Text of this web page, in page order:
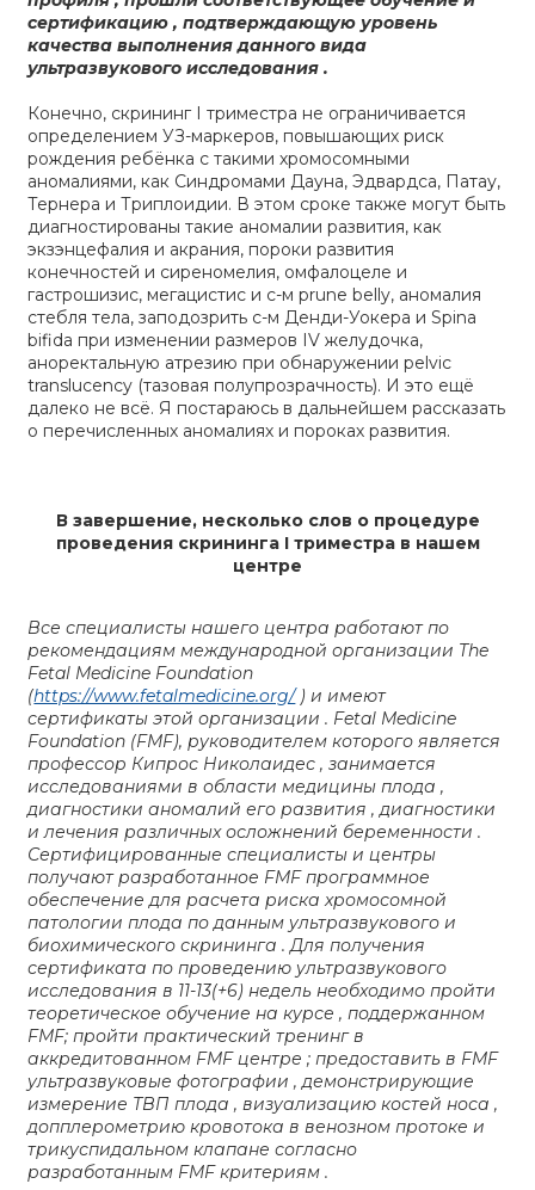
сертификацию , подтверждающую уровень
качества выполнения данного вида
ультразвукового исследования .
Конечно, скрининг I триместра не ограничивается
определением УЗ-маркеров, повышающих риск
рождения ребёнка с такими хромосомными
аномалиями, как Синдромами Дауна, Эдвардса, Патау,
Тернера и Триплоидии. В этом сроке также могут быть
диагностированы такие аномалии развития, как
экзэнцефалия и акрания, пороки развития
конечностей и сиреномелия, омфалоцеле и
гастрошизис, мегацистис и с-м prune belly, аномалия
стебля тела, заподозрить с-м Денди-Уокера и Spina
bifida при изменении размеров IV желудочка,
аноректальную атрезию при обнаружении pelvic
translucency (тазовая полупрозрачность). И это ещё
далеко не всё. Я постараюсь в дальнейшем рассказать
о перечисленных аномалиях и пороках развития.
В завершение, несколько слов о процедуре
проведения скрининга I триместра в нашем
центре
Все специалисты нашего центра работают по
рекомендациям международной организации The
Fetal Medicine Foundation
(https://www.fetalmedicine.org/) и имеют
сертификаты этой организации . Fetal Medicine
Foundation (FMF), руководителем которого является
профессор Кипрос Николаидес , занимается
исследованиями в области медицины плода ,
диагностики аномалий его развития , диагностики
и лечения различных осложнений беременности .
Сертифицированные специалисты и центры
получают разработанное FMF программное
обеспечение для расчета риска хромосомной
патологии плода по данным ультразвукового и
биохимического скрининга . Для получения
сертификата по проведению ультразвукового
исследования в 11-13(+6) недель необходимо пройти
теоретическое обучение на курсе , поддержанном
FMF; пройти практический тренинг в
аккредитованном FMF центре ; предоставить в FMF
ультразвуковые фотографии , демонстрирующие
измерение ТВП плода , визуализацию костей носа ,
допплерометрию кровотока в венозном протоке и
трикуспидальном клапане согласно
разработанным FMF критериям .